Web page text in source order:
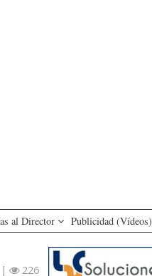
al Director Publicidad (Vídeos)
|
226